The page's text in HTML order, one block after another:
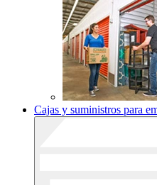
Cajas y suministros para